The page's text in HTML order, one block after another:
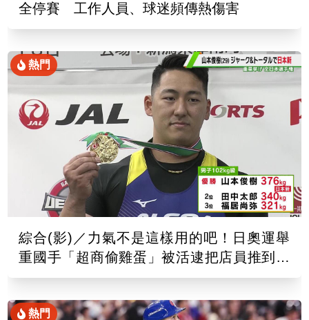
全停賽 工作人員、球迷頻傳熱傷害
熱門
綜合(影)／力氣不是這樣用的吧！日奧運舉
重國手「超商偷雞蛋」被活逮把店員推到骨
折
熱門